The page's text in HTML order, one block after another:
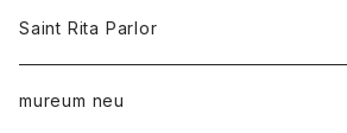
Saint Rita Parlor
mureum neu